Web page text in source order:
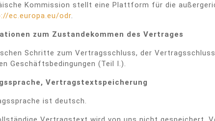
Kommission stellt eine Plattform für die
ec.europa.eu/odr.
zum Zustandekommen des Vertrages
Schritte zum Vertragsschluss, der
Geschäftsbedingungen (Teil I.).
Vertragstextspeicherung
ist deutsch.